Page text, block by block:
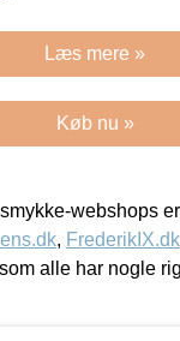
Læs mere »
Køb nu »
webshops
, FrederikIX.dk
alle har nogle